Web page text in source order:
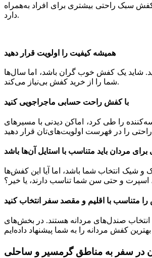
سبک راحتی بیشتری برای افراد به‌همراه
دارد.
همیشه کیفیت را اولویت قرار دهید
شاید یک کفش خوب گران باشد، اما سال‌ها
شما را از خرید کفش بی‌نیاز می‌کند.
با کفش راحت حسابی ماجراجویی کنید
را طی کرد، اماکن دیدنی با مسیرهای
مردان باید متناسب با استایل آن‌ها باشد
شیک انتخاب شما باشد، اما آیا این کفش‌ها
اسپرت و حتی سن شما تناسب دارند، یا خیر؟
متناسب با اقلیم و مقصد سفر انتخاب کنید
انتخاب صندل‌های مردانه هستند. در بخش‌های
در سفر به مناطق گرمسیر و ساحلی